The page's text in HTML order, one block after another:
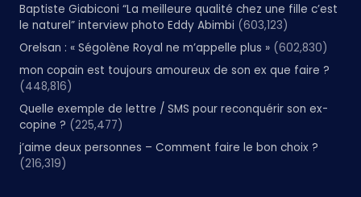
Baptiste Giabiconi “La meilleure qualité chez une fille c’est
le naturel” interview photo Eddy Abimbi (603,123)
Orelsan : « Ségolène Royal ne m’appelle plus » (602,830)
mon copain est toujours amoureux de son ex que faire ?
(448,816)
Quelle exemple de lettre / SMS pour reconquérir son ex-
copine ? (225,477)
j’aime deux personnes – Comment faire le bon choix ?
(216,319)